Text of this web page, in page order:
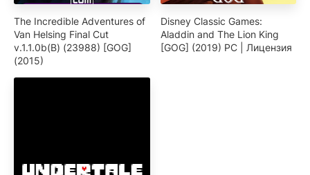
The Incredible Adventures of
Van Helsing Final Cut
v.1.1.0b(B) (23988) [GOG]
(2015)
Disney Classic Games:
Aladdin and The Lion King
[GOG] (2019) PC | Лицензия